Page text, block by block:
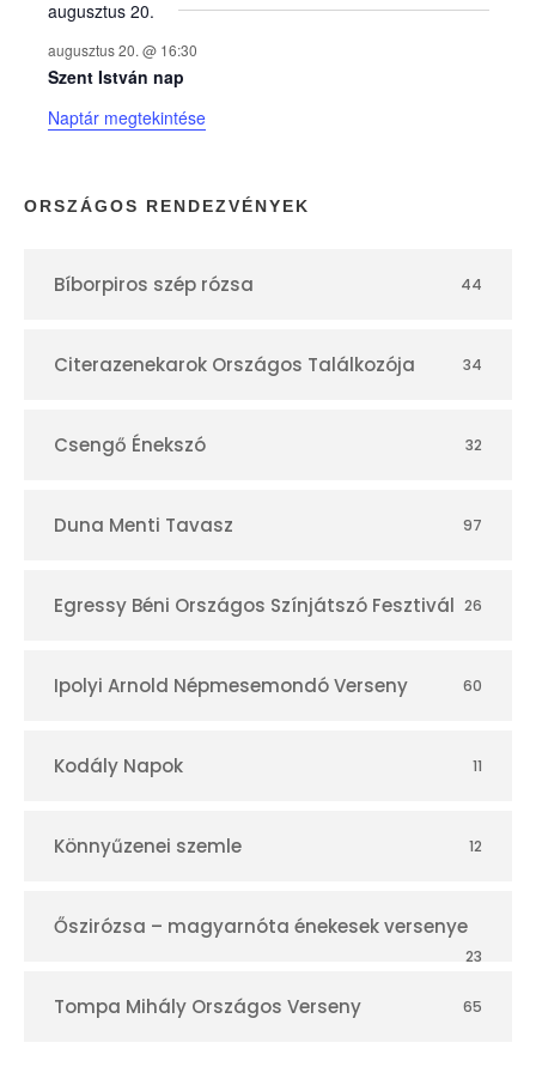
k
n
a
p
r
augusztus 20.
augusztus 20. @ 16:30
Szent István nap
Naptár megtekintése
ORSZÁGOS RENDEZVÉNYEK
Bíborpiros szép rózsa 44
Citerazenekarok Országos Találkozója 34
Csengő Énekszó 32
Duna Menti Tavasz 97
Egressy Béni Országos Színjátszó Fesztivál 26
Ipolyi Arnold Népmesemondó Verseny 60
Kodály Napok 11
Könnyűzenei szemle 12
Őszirózsa – magyarnóta énekesek versenye
23
Tompa Mihály Országos Verseny 65